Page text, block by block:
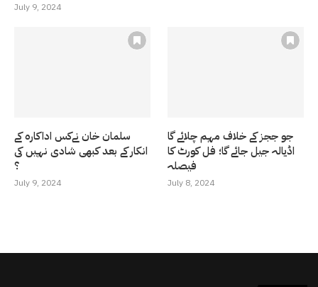
July 9, 2024
سلمان خان نےکس اداکارہ کے
انکار کے بعد کبھی شادی نہیں کی
؟
July 9, 2024
جو ججز کے خلاف مہم چلائے گا
اڈیالہ جیل جائے گا؛ فل کورٹ کا
فیصلہ
July 8, 2024